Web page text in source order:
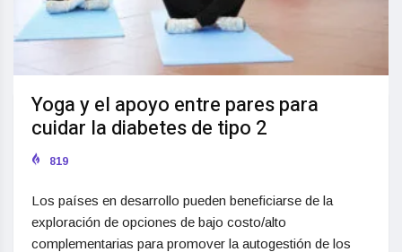
Yoga y el apoyo entre pares para
cuidar la diabetes de tipo 2
819
Los países en desarrollo pueden beneficiarse de la
exploración de opciones de bajo costo/alto
complementarias para promover la autogestión de los